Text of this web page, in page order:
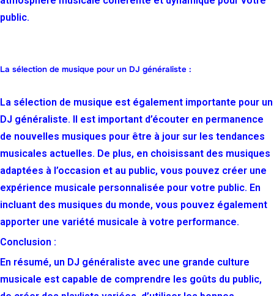
public.
La sélection de musique pour un DJ généraliste :
La sélection de musique est également importante pour un
DJ généraliste. Il est important d’écouter en permanence
de nouvelles musiques pour être à jour sur les tendances
musicales actuelles. De plus, en choisissant des musiques
adaptées à l’occasion et au public, vous pouvez créer une
expérience musicale personnalisée pour votre public. En
incluant des musiques du monde, vous pouvez également
apporter une variété musicale à votre performance.
Conclusion :
En résumé, un DJ généraliste avec une grande culture
musicale est capable de comprendre les goûts du public,